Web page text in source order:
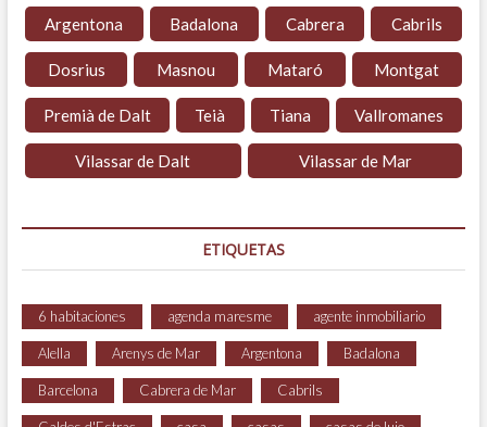
Argentona Badalona Cabrera Cabrils
Dosrius Masnou Mataró Montgat
Premià de Dalt Teià Tiana Vallromanes
Vilassar de Dalt Vilassar de Mar
ETIQUETAS
6 habitaciones agenda maresme agente inmobiliario
Alella Arenys de Mar Argentona Badalona
Barcelona Cabrera de Mar Cabrils